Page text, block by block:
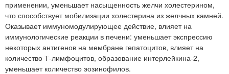
применении, уменьшает насыщенность желчи холестерином,
что способствует мобилизации холестерина из желчных камней.
Оказывает иммуномодулирующее действие, влияет на
иммунологические реакции в печени: уменьшает экспрессию
некоторых антигенов на мембране гепатоцитов, влияет на
количество Т-лимфоцитов, образование интерлейкина-2,
уменьшает количество эозинофилов.